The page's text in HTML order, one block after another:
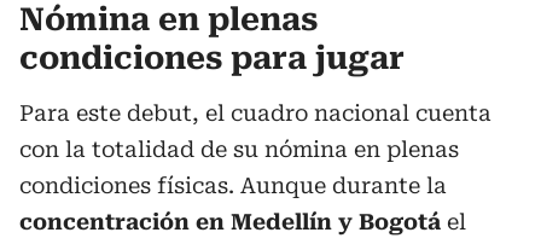
Nómina en plenas
condiciones para jugar
Para este debut, el cuadro nacional cuenta
con la totalidad de su nómina en plenas
condiciones físicas. Aunque durante la
concentración en Medellín y Bogotá el